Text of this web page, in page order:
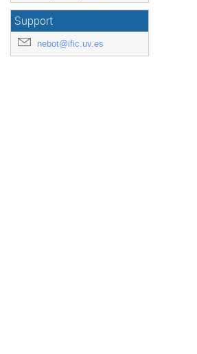
Support
nebot@ific.uv.es